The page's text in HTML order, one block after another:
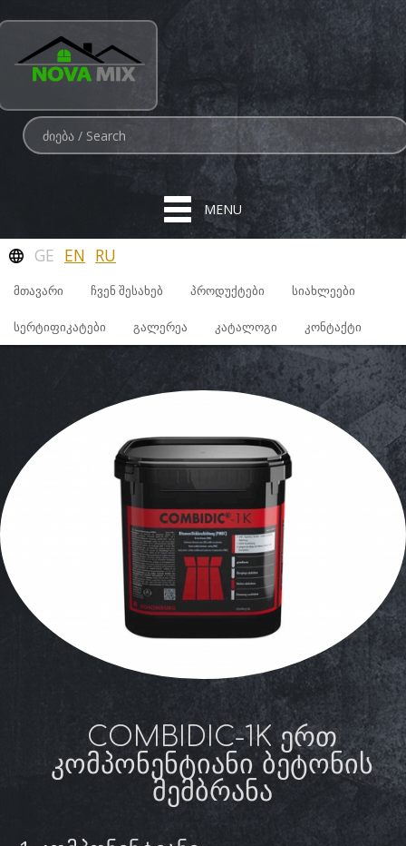
MENU
GE EN RU
ᲛᲗᲐᲕᲐᲠᲘ ᲩᲕᲔᲜ ᲨᲔᲡᲐᲮᲔᲑ ᲞᲠᲝᲓᲣᲥᲢᲔᲑᲘ ᲡᲘᲐᲮᲚᲔᲔᲑᲘ
ᲡᲔᲠᲢᲘᲤᲘᲙᲐᲢᲔᲑᲘ ᲒᲐᲚᲔᲠᲔᲐ ᲙᲐᲢᲐᲚᲝᲒᲘ ᲙᲝᲜᲢᲐᲥᲢᲘ
COMBIDIC-1K ᲔᲠᲗ
ᲙᲝᲛᲞᲝᲜᲔᲜᲢᲘᲐᲜᲘ ᲑᲔᲢᲝᲜᲘᲡ
ᲛᲔᲛᲑᲠᲐᲜᲐ